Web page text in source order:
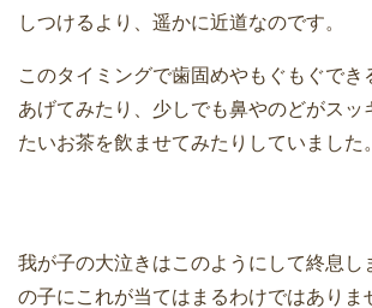
しつけるより、遥かに近道なのです。
このタイミングで歯固めやもぐもぐでき
あげてみたり、少しでも鼻やのどがスッ
たいお茶を飲ませてみたりしていました。
我が子の大泣きはこのようにして終息し
の子にこれが当てはまるわけではありま